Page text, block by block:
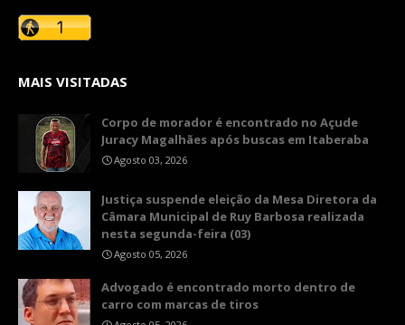
MAIS VISITADAS
Corpo de morador é encontrado no Açude
Juracy Magalhães após buscas em Itaberaba
Agosto 03, 2026
​Justiça suspende eleição da Mesa Diretora da
Câmara Municipal de Ruy Barbosa realizada
nesta segunda-feira (03)
Agosto 05, 2026
Advogado é encontrado morto dentro de
carro com marcas de tiros